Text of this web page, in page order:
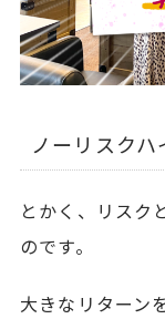
ノーリスク
とかく、リスク
のです。
大きなリターン